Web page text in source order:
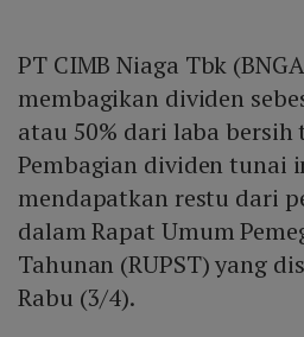
PT CIMB Niaga Tbk
membagikan dividen
atau 50% dari laba bersih
Pembagian dividen tunai
mendapatkan restu dari
dalam Rapat Umum
Tahunan (RUPST) yang
Rabu (3/4).